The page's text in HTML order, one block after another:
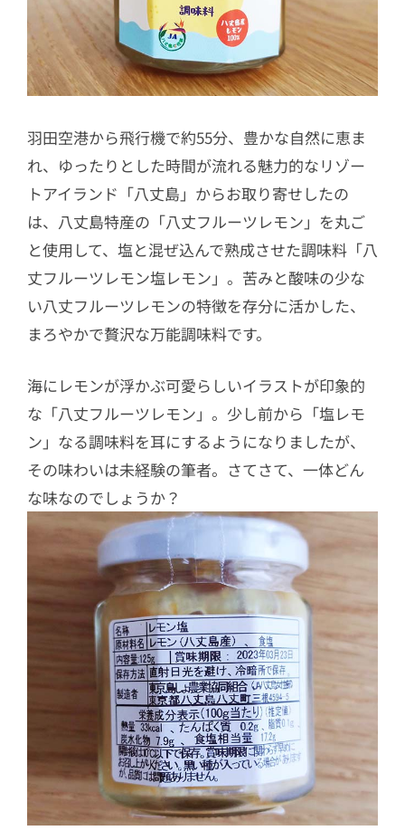
羽田空港から飛行機で約55分、豊かな自然に恵ま
れ、ゆったりとした時間が流れる魅力的なリゾー
トアイランド「八丈島」からお取り寄せしたの
は、八丈島特産の「八丈フルーツレモン」を丸ご
と使用して、塩と混ぜ込んで熟成させた調味料「八
丈フルーツレモン塩レモン」。苦みと酸味の少な
い八丈フルーツレモンの特徴を存分に活かした、
まろやかで贅沢な万能調味料です。
海にレモンが浮かぶ可愛らしいイラストが印象的
な「八丈フルーツレモン」。少し前から「塩レモ
ン」なる調味料を耳にするようになりましたが、
その味わいは未経験の筆者。さてさて、一体どん
な味なのでしょうか？